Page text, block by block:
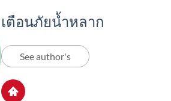
เตือนภัยน้ำหลาก
See author's